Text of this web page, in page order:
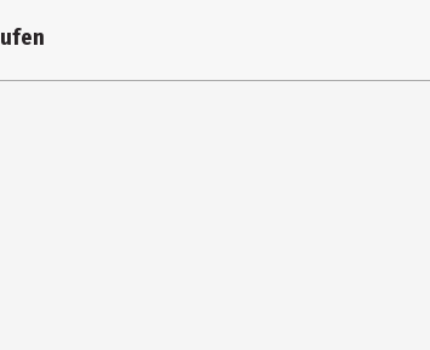
Je nach Belieben 10 bis 20 Minuten lang bei